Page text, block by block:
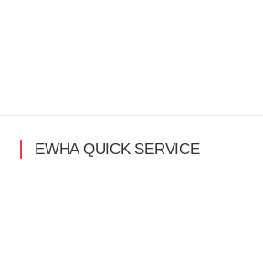
EWHA QUICK SERVICE